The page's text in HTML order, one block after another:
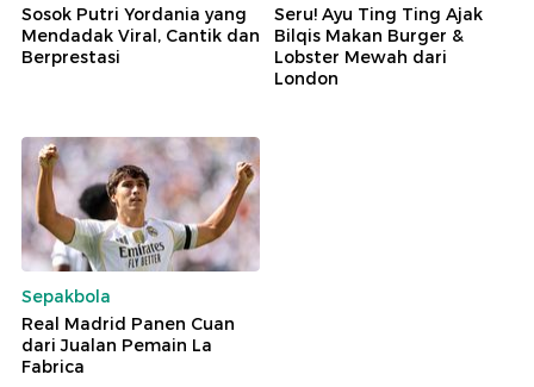
Sosok Putri Yordania yang
Mendadak Viral, Cantik dan
Berprestasi
Seru! Ayu Ting Ting Ajak
Bilqis Makan Burger &
Lobster Mewah dari
London
Sepakbola
Real Madrid Panen Cuan
dari Jualan Pemain La
Fabrica